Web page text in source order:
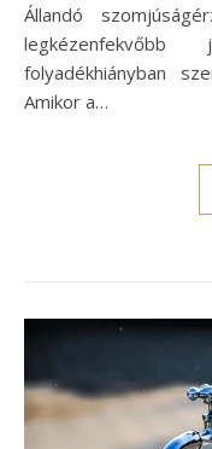
Állandó
folyadékhiányban
Amikor a…